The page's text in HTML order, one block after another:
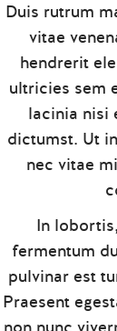
Duis rutrum
vitae
hendrerit
ultricies sem
lacinia nisi
dictumst. Ut
nec vitae
In
fermentum
pulvinar est
Praesent